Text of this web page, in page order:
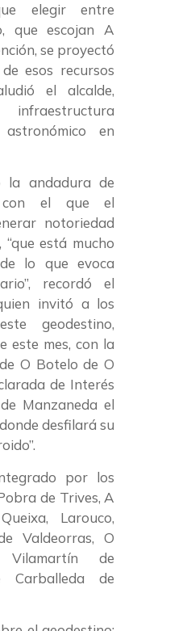
elegir entre
que escojan A
se proyectó
esos recursos
el alcalde,
en
la andadura de
con el que el
notoriedad
está mucho
lo que evoca
recordó el
invitó a los
geodestino,
este mes, con la
O Botelo de O
de Interés
Manzaneda el
desfilará su
por los
de Trives, A
Larouco,
Valdeorras, O
de
de